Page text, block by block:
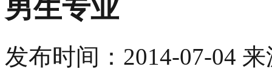
男生专业
发布时间： 2014-07-04 来